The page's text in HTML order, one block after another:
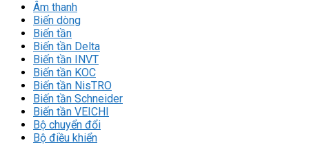
Âm thanh
Biến dòng
Biến tần
Biến tần Delta
Biến tần INVT
Biến tần KOC
Biến tần NisTRO
Biến tần Schneider
Biến tần VEICHI
Bộ chuyển đổi
Bộ điều khiển